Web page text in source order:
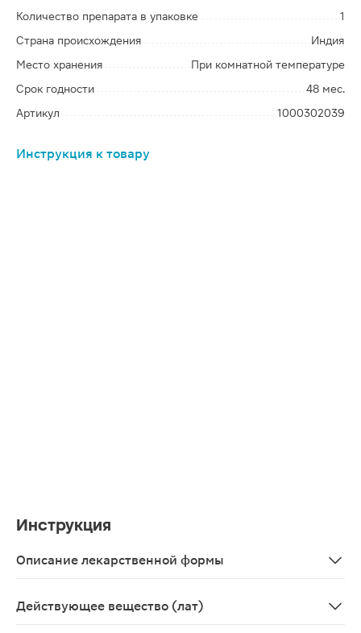
Количество препарата в упаковке
1
Страна происхождения
Индия
Место хранения
При комнатной температуре
Срок годности
48 мес.
Артикул
1000302039
Инструкция к товару
Инструкция
Описание лекарственной формы
Действующее вещество (лат)